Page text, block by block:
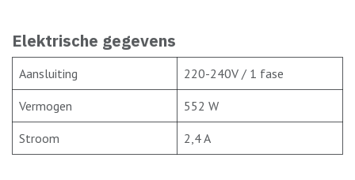
Elektrische gegevens
Aansluiting 220-240V / 1 fase
Vermogen 552 W
Stroom 2,4 A